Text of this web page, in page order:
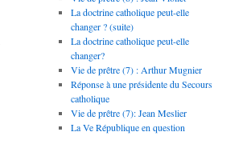
La doctrine catholique peut-elle
changer ? (suite)
La doctrine catholique peut-elle
changer?
Vie de prêtre (7) : Arthur Mugnier
Réponse à une présidente du Secours
catholique
Vie de prêtre (7): Jean Meslier
La Ve République en question